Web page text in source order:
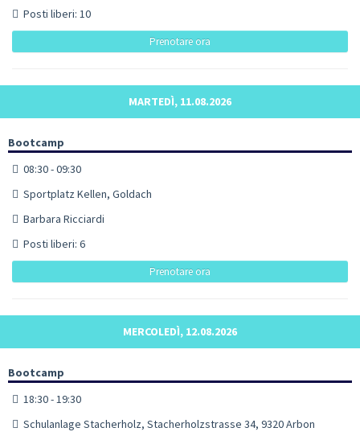
Posti liberi: 10
Prenotare ora
MARTEDÌ, 11.08.2026
Bootcamp
08:30 - 09:30
Sportplatz Kellen, Goldach
Barbara Ricciardi
Posti liberi: 6
Prenotare ora
MERCOLEDÌ, 12.08.2026
Bootcamp
18:30 - 19:30
Schulanlage Stacherholz, Stacherholzstrasse 34, 9320 Arbon